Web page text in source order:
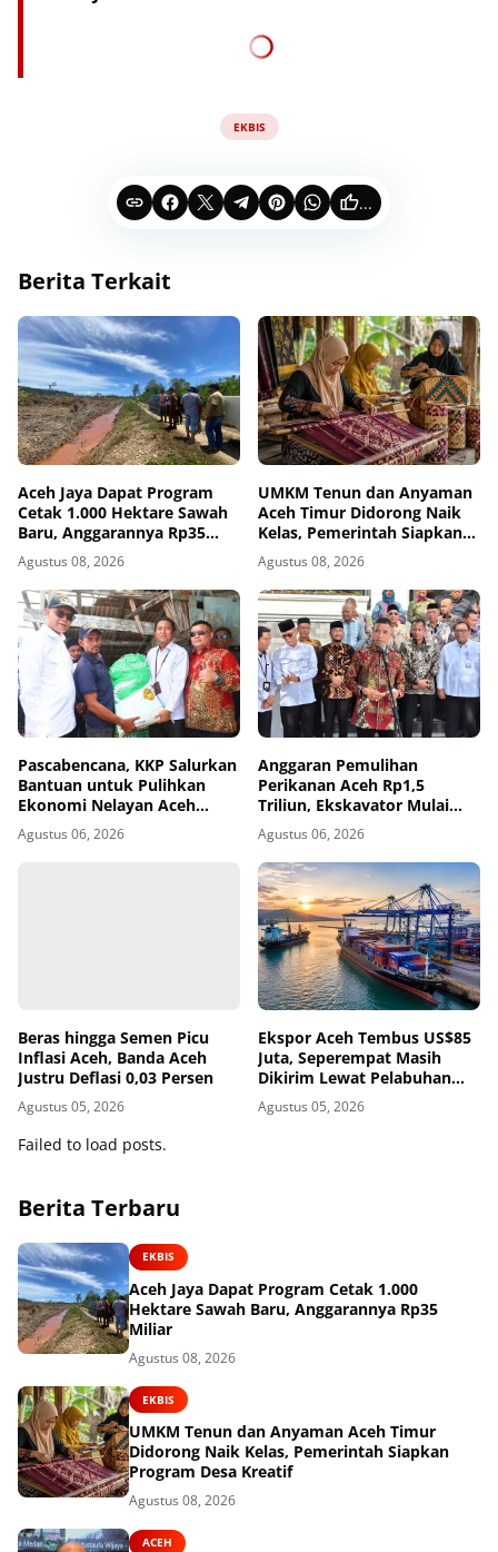
EKBIS
...
Berita Terkait
Aceh Jaya Dapat Program
Cetak 1.000 Hektare Sawah
Baru, Anggarannya Rp35
Miliar
Agustus 08, 2026
UMKM Tenun dan Anyaman
Aceh Timur Didorong Naik
Kelas, Pemerintah Siapkan
Program Desa Kreatif
Agustus 08, 2026
Pascabencana, KKP Salurkan
Bantuan untuk Pulihkan
Ekonomi Nelayan Aceh
Utara
Agustus 06, 2026
Anggaran Pemulihan
Perikanan Aceh Rp1,5
Triliun, Ekskavator Mulai
Dikirim ke Aceh Utara
Agustus 06, 2026
Beras hingga Semen Picu
Inflasi Aceh, Banda Aceh
Justru Deflasi 0,03 Persen
Agustus 05, 2026
Ekspor Aceh Tembus US$85
Juta, Seperempat Masih
Dikirim Lewat Pelabuhan
Luar Aceh
Agustus 05, 2026
Failed to load posts.
Berita Terbaru
EKBIS
Aceh Jaya Dapat Program Cetak 1.000
Hektare Sawah Baru, Anggarannya Rp35
Miliar
Agustus 08, 2026
EKBIS
UMKM Tenun dan Anyaman Aceh Timur
Didorong Naik Kelas, Pemerintah Siapkan
Program Desa Kreatif
Agustus 08, 2026
ACEH